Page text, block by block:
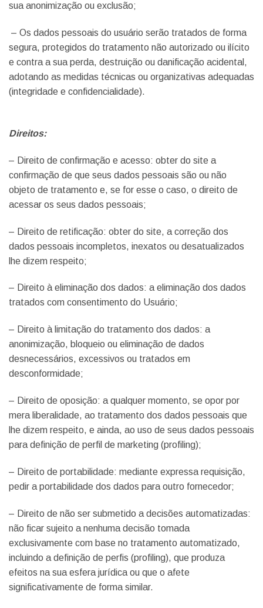
sua anonimização ou exclusão;
– Os dados pessoais do usuário serão tratados de forma
segura, protegidos do tratamento não autorizado ou ilícito
e contra a sua perda, destruição ou danificação acidental,
adotando as medidas técnicas ou organizativas adequadas
(integridade e confidencialidade).
Direitos:
– Direito de confirmação e acesso: obter do site a
confirmação de que seus dados pessoais são ou não
objeto de tratamento e, se for esse o caso, o direito de
acessar os seus dados pessoais;
– Direito de retificação: obter do site, a correção dos
dados pessoais incompletos, inexatos ou desatualizados
lhe dizem respeito;
– Direito à eliminação dos dados: a eliminação dos dados
tratados com consentimento do Usuário;
– Direito à limitação do tratamento dos dados: a
anonimização, bloqueio ou eliminação de dados
desnecessários, excessivos ou tratados em
desconformidade;
– Direito de oposição: a qualquer momento, se opor por
mera liberalidade, ao tratamento dos dados pessoais que
lhe dizem respeito, e ainda, ao uso de seus dados pessoais
para definição de perfil de marketing (profiling);
– Direito de portabilidade: mediante expressa requisição,
pedir a portabilidade dos dados para outro fornecedor;
– Direito de não ser submetido a decisões automatizadas:
não ficar sujeito a nenhuma decisão tomada
exclusivamente com base no tratamento automatizado,
incluindo a definição de perfis (profiling), que produza
efeitos na sua esfera jurídica ou que o afete
significativamente de forma similar.